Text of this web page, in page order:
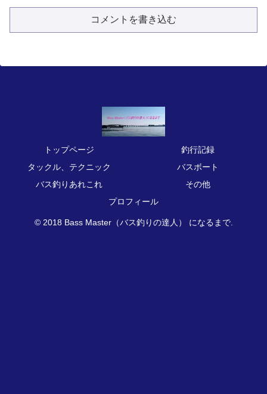
コメントを書き込む
トップページ
釣行記録
タックル、テクニック
バスボート
バス釣りあれこれ
その他
プロフィール
© 2018 Bass Master（バス釣りの達人） になるまで.